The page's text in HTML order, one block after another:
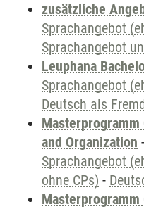
zusätzliche
Sprachangebot
Sprachangebot
Leuphana
Sprachangebot
Deutsch als
and Organization -
Sprachangebot
ohne CPs) -
Masterprogramm